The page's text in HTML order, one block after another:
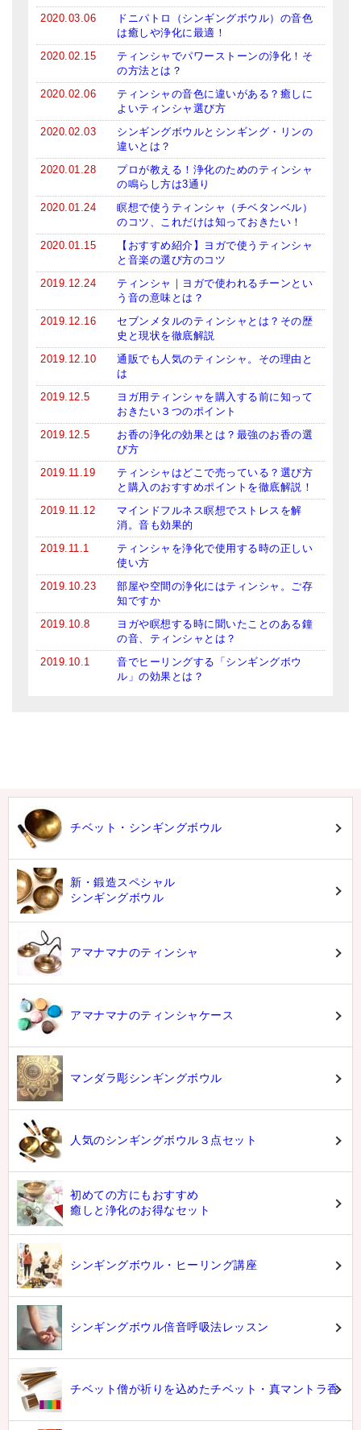
2020.03.06
ドニパトロ（シンギングボウル）の音色
は癒しや浄化に最適！
2020.02.15
ティンシャでパワーストーンの浄化！そ
の方法とは？
2020.02.06
ティンシャの音色に違いがある？癒しに
よいティンシャ選び方
2020.02.03
シンギングボウルとシンギング・リンの
違いとは？
2020.01.28
プロが教える！浄化のためのティンシャ
の鳴らし方は3通り
2020.01.24
瞑想で使うティンシャ（チベタンベル）
のコツ、これだけは知っておきたい！
2020.01.15
【おすすめ紹介】ヨガで使うティンシャ
と音楽の選び方のコツ
2019.12.24
ティンシャ｜ヨガで使われるチーンとい
う音の意味とは？
2019.12.16
セブンメタルのティンシャとは？その歴
史と現状を徹底解説
2019.12.10
通販でも人気のティンシャ。その理由と
は
2019.12.5
ヨガ用ティンシャを購入する前に知って
おきたい３つのポイント
2019.12.5
お香の浄化の効果とは？最強のお香の選
び方
2019.11.19
ティンシャはどこで売っている？選び方
と購入のおすすめポイントを徹底解説！
2019.11.12
マインドフルネス瞑想でストレスを解
消。音も効果的
2019.11.1
ティンシャを浄化で使用する時の正しい
使い方
2019.10.23
部屋や空間の浄化にはティンシャ。ご存
知ですか
2019.10.8
ヨガや瞑想する時に聞いたことのある鐘
の音、ティンシャとは？
2019.10.1
音でヒーリングする「シンギングボウ
ル」の効果とは？
チベット・シンギングボウル
新・鍛造スペシャル
シンギングボウル
アマナマナのティンシャ
アマナマナのティンシャケース
マンダラ彫シンギングボウル
人気のシンギングボウル３点セット
初めての方にもおすすめ
癒しと浄化のお得なセット
シンギングボウル・ヒーリング講座
シンギングボウル倍音呼吸法レッスン
チベット僧が祈りを込めたチベット・真マントラ香